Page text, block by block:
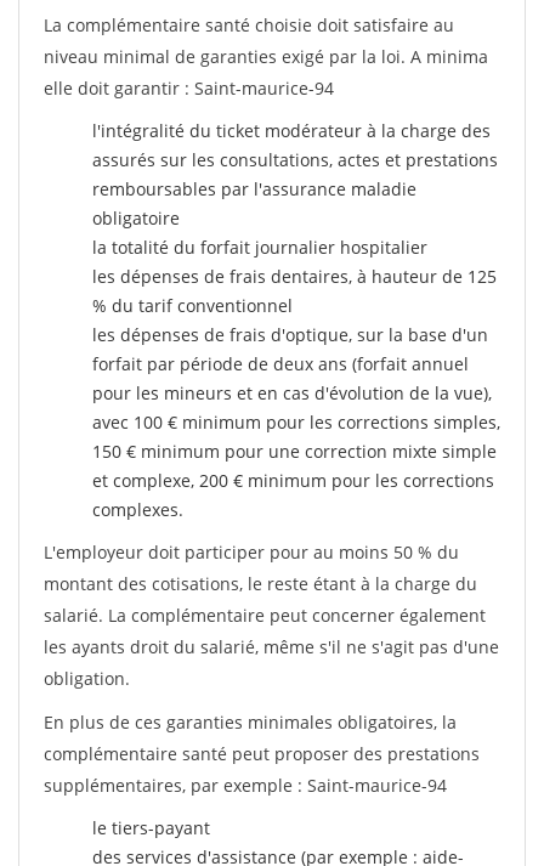
La complémentaire santé choisie doit satisfaire au
niveau minimal de garanties exigé par la loi. A minima
elle doit garantir : Saint-maurice-94
l'intégralité du ticket modérateur à la charge des
assurés sur les consultations, actes et prestations
remboursables par l'assurance maladie
obligatoire
la totalité du forfait journalier hospitalier
les dépenses de frais dentaires, à hauteur de 125
% du tarif conventionnel
les dépenses de frais d'optique, sur la base d'un
forfait par période de deux ans (forfait annuel
pour les mineurs et en cas d'évolution de la vue),
avec 100 € minimum pour les corrections simples,
150 € minimum pour une correction mixte simple
et complexe, 200 € minimum pour les corrections
complexes.
L'employeur doit participer pour au moins 50 % du
montant des cotisations, le reste étant à la charge du
salarié. La complémentaire peut concerner également
les ayants droit du salarié, même s'il ne s'agit pas d'une
obligation.
En plus de ces garanties minimales obligatoires, la
complémentaire santé peut proposer des prestations
supplémentaires, par exemple : Saint-maurice-94
le tiers-payant
des services d'assistance (par exemple : aide-